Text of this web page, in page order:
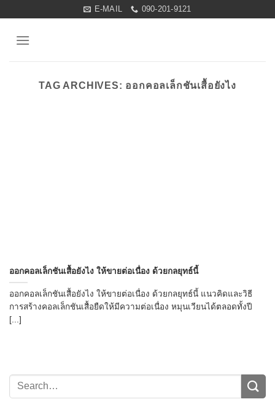
content
E-MAIL 090-201-9121
TAG ARCHIVES: ออกคอลเล็กชันเสื้อยังไง
ออกคอลเล็กชันเสื้อยังไง ให้ขายต่อเนื่อง ด้วยกลยุทธ์นี้
ออกคอลเล็กชันเสื้อยังไง ให้ขายต่อเนื่อง ด้วยกลยุทธ์นี้ แนวคิดและวิธี
การสร้างคอลเล็กชันเสื้อยืดให้มีความต่อเนื่อง หมุนเวียนได้ตลอดทั้งปี
[...]